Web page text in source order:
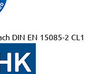
DIN EN 15085-2 CL1